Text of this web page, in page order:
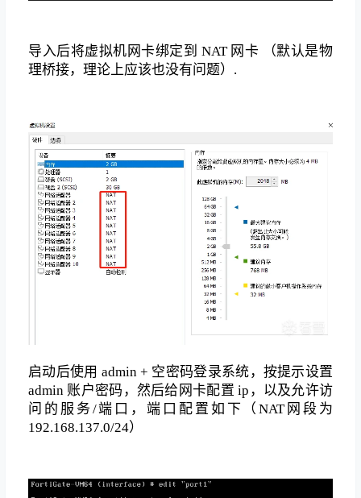
导入后将虚拟机网卡绑定到 NAT 网卡 （默认是物
理桥接，理论上应该也没有问题）.
启动后使用 admin + 空密码登录系统，按提示设置
admin 账户密码，然后给网卡配置 ip，以及允许访
问的服务/端口，端口配置如下（NAT网段为
192.168.137.0/24）